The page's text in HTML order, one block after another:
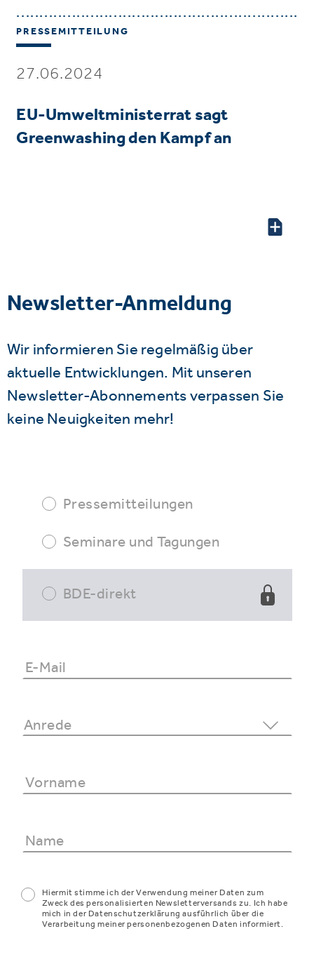
PRESSEMITTEILUNG
27.06.2024
EU-Umweltministerrat sagt
Greenwashing den Kampf an
Newsletter-Anmeldung
Wir informieren Sie regelmäßig über
aktuelle Entwicklungen. Mit unseren
Newsletter-Abonnements verpassen Sie
keine Neuigkeiten mehr!
Pressemitteilungen
Seminare und Tagungen
BDE-direkt
Hiermit stimme ich der Verwendung meiner Daten zum
Zweck des personalisierten Newsletterversands zu. Ich habe
mich in der Datenschutzerklärung ausführlich über die
Verarbeitung meiner personenbezogenen Daten informiert.